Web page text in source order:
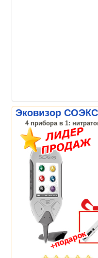
Эковизор
4 прибора в 1: